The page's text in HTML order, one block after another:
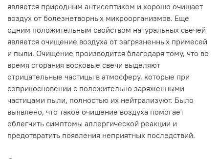
является природным антисептиком и хорошо очищает
воздух от болезнетворных микроорганизмов. Еще
одним положительным свойством натуральных свечей
является очищение воздуха от загрязненных примесей
и пыли. Очищение производится благодаря тому, что во
время сгорания восковые свечи выделяют
отрицательные частицы в атмосферу, которые при
соприкосновении с положительно заряженными
частицами пыли, полностью их нейтрализуют. Было
выявлено, что такое очищение воздуха помогает
облегчить симптомы аллергической реакции и
предотвратить появления неприятных последствий.